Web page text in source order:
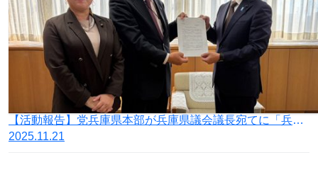
【活動報告】党兵庫県本部が兵庫県議会議長宛てに「兵庫県立２大学の『教育無償化』を盛り込んだ令和8年度予算案に反対を求める要望書」を提出
2025.11.21